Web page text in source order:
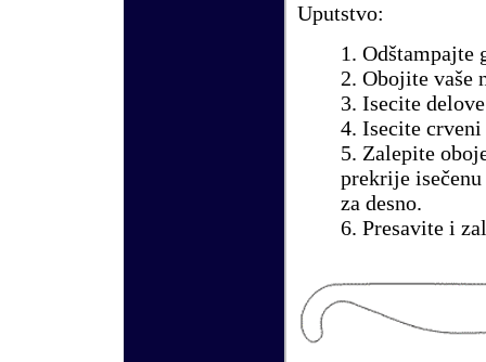
Uputstvo:
1. Odštampajte
2. Obojite vaše
3. Isecite
4. Isecite
5. Zalepite
prekrije
za desno.
6. Presavite i